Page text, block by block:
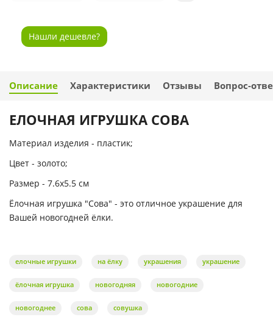
Нашли дешевле?
Описание Характеристики Отзывы Вопрос-
ЕЛОЧНАЯ ИГРУШКА СОВА
Материал изделия - пластик;
Цвет - золото;
Размер - 7.6х5.5 см
Ёлочная игрушка "Сова" - это отличное украшение для
Вашей новогодней ёлки.
елочные игрушки на ёлку украшения украшение
ёлочная игрушка новогодняя новогодние
новогоднее сова совушка